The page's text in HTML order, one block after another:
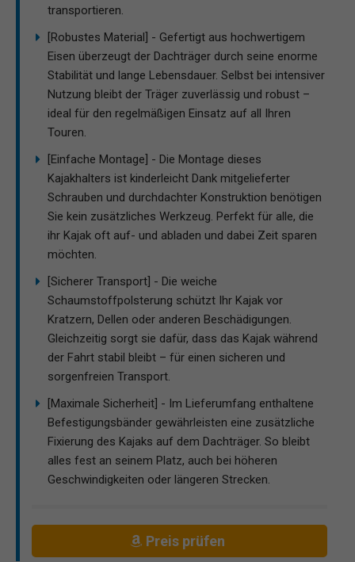
transportieren.
[Robustes Material] - Gefertigt aus hochwertigem
Eisen überzeugt der Dachträger durch seine enorme
Stabilität und lange Lebensdauer. Selbst bei intensiver
Nutzung bleibt der Träger zuverlässig und robust –
ideal für den regelmäßigen Einsatz auf all Ihren
Touren.
[Einfache Montage] - Die Montage dieses
Kajakhalters ist kinderleicht Dank mitgelieferter
Schrauben und durchdachter Konstruktion benötigen
Sie kein zusätzliches Werkzeug. Perfekt für alle, die
ihr Kajak oft auf- und abladen und dabei Zeit sparen
möchten.
[Sicherer Transport] - Die weiche
Schaumstoffpolsterung schützt Ihr Kajak vor
Kratzern, Dellen oder anderen Beschädigungen.
Gleichzeitig sorgt sie dafür, dass das Kajak während
der Fahrt stabil bleibt – für einen sicheren und
sorgenfreien Transport.
[Maximale Sicherheit] - Im Lieferumfang enthaltene
Befestigungsbänder gewährleisten eine zusätzliche
Fixierung des Kajaks auf dem Dachträger. So bleibt
alles fest an seinem Platz, auch bei höheren
Geschwindigkeiten oder längeren Strecken.
Preis prüfen